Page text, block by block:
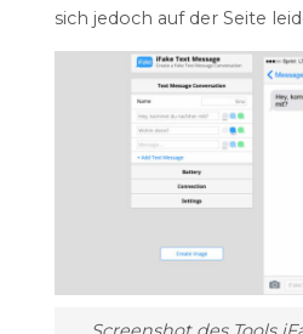
sich jedoch auf der Seite